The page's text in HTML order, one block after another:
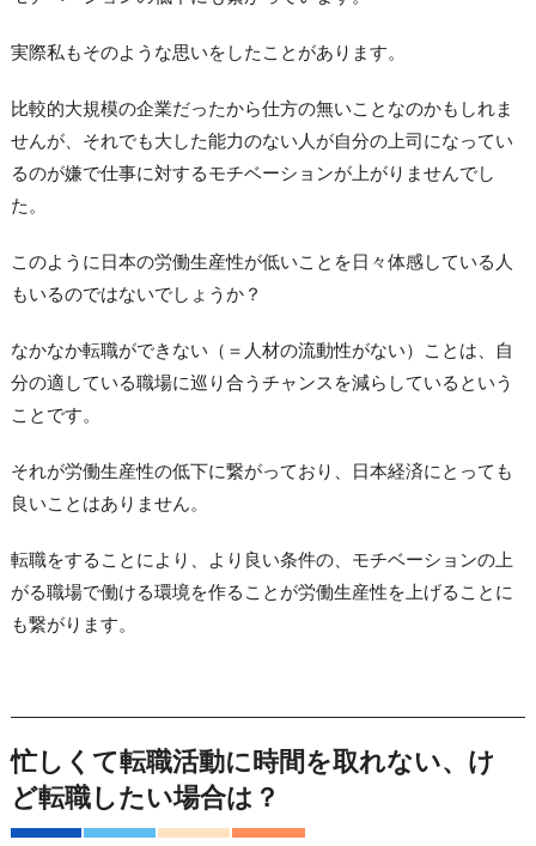
実際私もそのような思いをしたことがあります。
比較的大規模の企業だったから仕方の無いことなのかもしれま
せんが、それでも大した能力のない人が自分の上司になってい
るのが嫌で仕事に対するモチベーションが上がりませんでし
た。
このように日本の労働生産性が低いことを日々体感している人
もいるのではないでしょうか？
なかなか転職ができない（＝人材の流動性がない）ことは、自
分の適している職場に巡り合うチャンスを減らしているという
ことです。
それが労働生産性の低下に繋がっており、日本経済にとっても
良いことはありません。
転職をすることにより、より良い条件の、モチベーションの上
がる職場で働ける環境を作ることが労働生産性を上げることに
も繋がります。
忙しくて転職活動に時間を取れない、け
ど転職したい場合は？